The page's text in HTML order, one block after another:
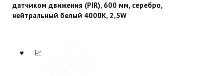
датчиком движения (PIR), 600 мм, серебро,
нейтральный белый 4000К, 2,5W